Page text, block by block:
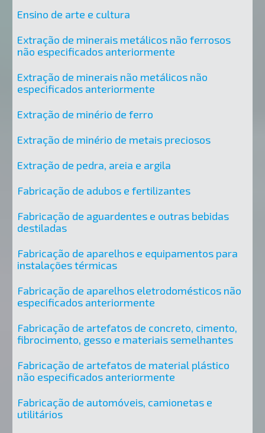
Ensino de arte e cultura
Extração de minerais metálicos não ferrosos
não especificados anteriormente
Extração de minerais não metálicos não
especificados anteriormente
Extração de minério de ferro
Extração de minério de metais preciosos
Extração de pedra, areia e argila
Fabricação de adubos e fertilizantes
Fabricação de aguardentes e outras bebidas
destiladas
Fabricação de aparelhos e equipamentos para
instalações térmicas
Fabricação de aparelhos eletrodomésticos não
especificados anteriormente
Fabricação de artefatos de concreto, cimento,
fibrocimento, gesso e materiais semelhantes
Fabricação de artefatos de material plástico
não especificados anteriormente
Fabricação de automóveis, camionetas e
utilitários